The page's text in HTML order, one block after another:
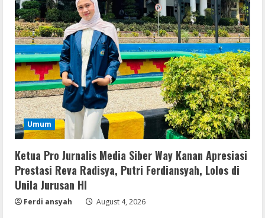
Umum
Ketua Pro Jurnalis Media Siber Way Kanan Apresiasi
Prestasi Reva Radisya, Putri Ferdiansyah, Lolos di
Unila Jurusan HI
Ferdi ansyah August 4, 2026
3 August 7, 2026
4
Serialers
FL Studio Portable + License Key
[Patch] (x86x64) Stable Unlimited
August 7, 2026
5
Remux
Coyote vs. Acme 2026 Pre-DVDRip
August 7, 2026
Serialers
Adobe Acrobat Pro 2021 Portable only